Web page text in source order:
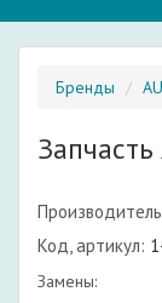
Бренды
Код, артикул:
Замены: